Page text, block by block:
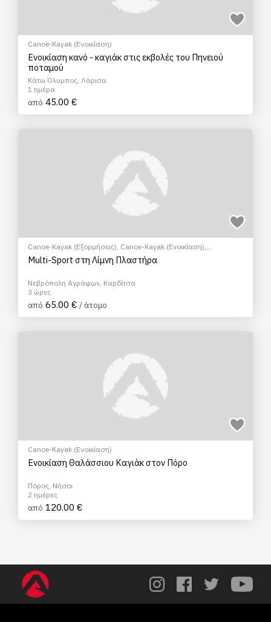
Canoe-Kayak (Ενοικίαση)
Ενοικίαση κανό - καγιάκ στις εκβολές του Πηνειού
ποταμού
Κάτω Όλυμπος, Λάρισα
1 ημέρα
από 45.00 €
Canoe-Kayak (Εξορμήσεις), Canoe-Kayak (Ενοικίαση),
Υδροποδήλατο
Ποδηλασία (E-bike/Ορεινή/Πόλης)
Multi-Sport στη Λίμνη Πλαστήρα
Νεβρόπολη Αγράφων, Καρδίτσα
3 ώρες
από 65.00 € / άτομο
Canoe-Kayak (Ενοικίαση)
Ενοικίαση Θαλάσσιου Καγιάκ στον Πόρο
Πόρος, Νήσοι
2 ημέρες
από 120.00 €